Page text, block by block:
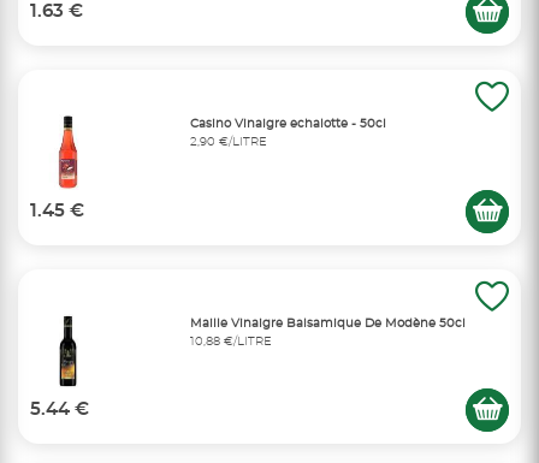
1.63 €
Casino Vinaigre echalotte - 50cl
2,90 €/LITRE
1.45 €
Maille Vinaigre Balsamique De Modène 50cl
10,88 €/LITRE
5.44 €